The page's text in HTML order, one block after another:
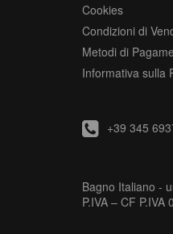
Cookies
Condizioni di
Metodi di
Informativa sulla
+39 345
Bagno Italiano -
P.IVA – CF